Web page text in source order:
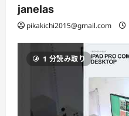
janelas
pikakichi2015@gmail.com
1 分読み取り